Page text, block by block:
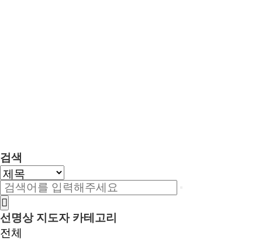
검색
선명상 지도자 카테고리
전체